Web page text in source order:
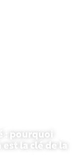
: pourquoi
la clé de la